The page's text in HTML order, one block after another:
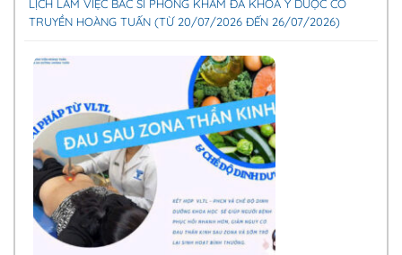
LỊCH LÀM VIỆC BÁC SĨ PHÒNG KHÁM ĐA KHOA Y DƯỢC CỔ
TRUYỀN HOÀNG TUẤN (TỪ 20/07/2026 ĐẾN 26/07/2026)